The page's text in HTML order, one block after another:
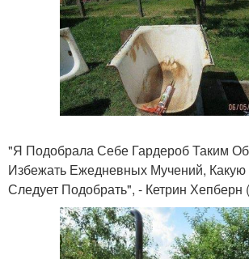
"Я Подобрала Себе Гардероб Таким
Избежать Ежедневных Мучений,
Следует Подобрать", - Кетрин Хепберн